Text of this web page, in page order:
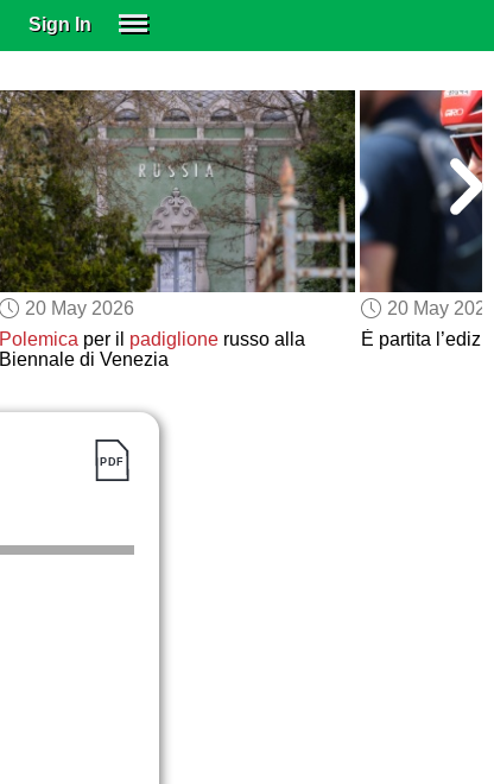
Sign In
SUBSCRIBE
EDUCATIONAL LICENSES
GIFT CARDS
OTHER LANGUAGES
ABOUT US
ALEXA
ADJUST COLORS
20 May 2026
Polemicaper il padiglionerusso alla
Biennale di Venezia
20 May
È partita